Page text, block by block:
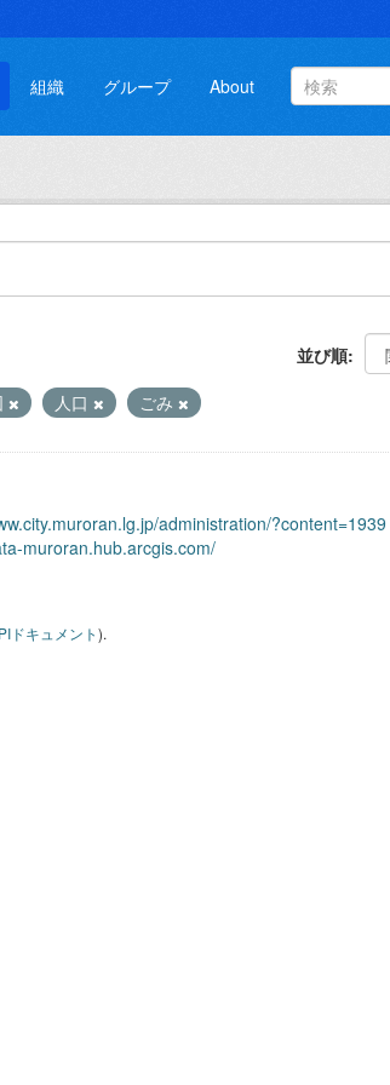
組織 グループ About
並び順
人口 ごみ
administration/?content=1939
muroran.hub.arcgis.com/
ドキュメント).